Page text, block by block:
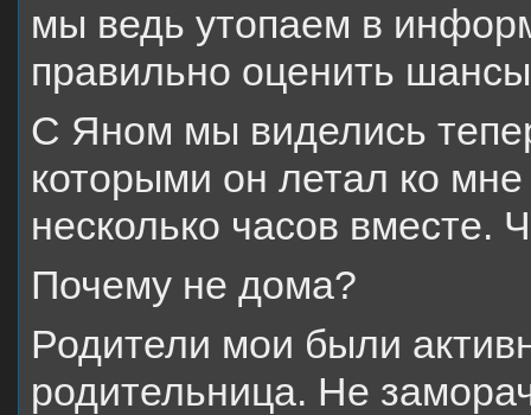
мы ведь утопаем в
правильно оценить
С Яном мы виделись
которыми он летал ко
несколько часов вместе.
Почему не дома?
Родители мои были
родительница. Не